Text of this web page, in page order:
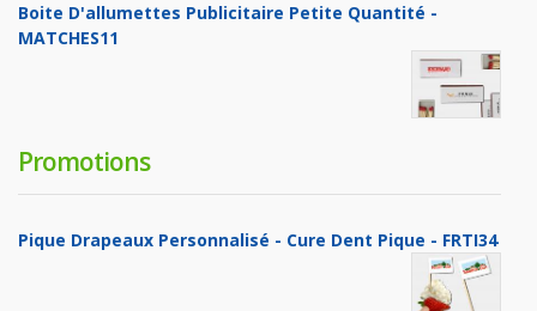
Boite D'allumettes Publicitaire Petite Quantité -
MATCHES11
Promotions
Pique Drapeaux Personnalisé - Cure Dent Pique - FRTI34